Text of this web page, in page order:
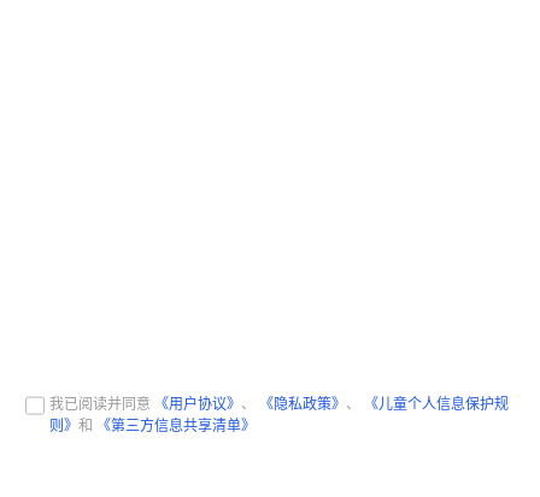
我已阅读并同意 《用户协议》 、 《隐私政策》 、
《儿童个人信息保护规
则》和 《第三方信息共享清单》